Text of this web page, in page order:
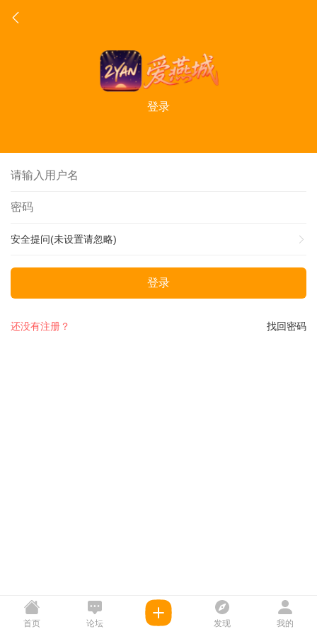
登录
安全提问(未设置请忽略)
登录
找回密码
还没有注册？
首页 论坛 发现 我的